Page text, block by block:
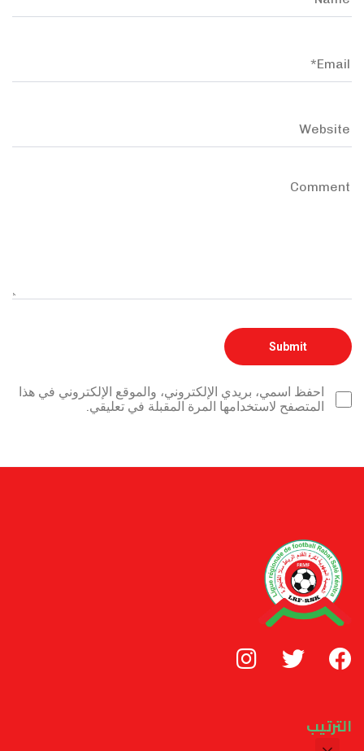
احفظ اسمي، بريدي الإلكتروني، والموقع الإلكتروني في هذا
المتصفح لاستخدامها المرة المقبلة في تعليقي.
الترتيب